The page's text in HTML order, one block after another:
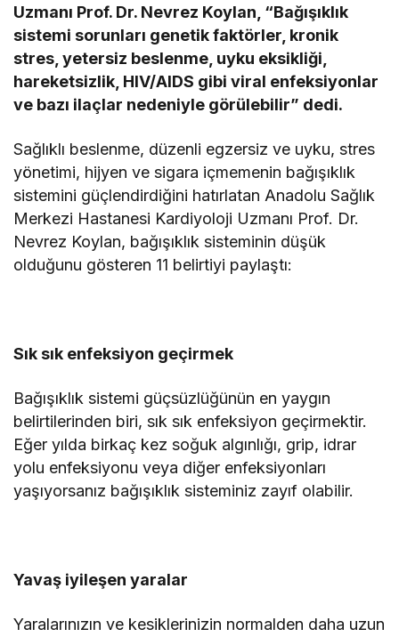
Uzmanı Prof. Dr. Nevrez Koylan, “Bağışıklık
sistemi sorunları genetik faktörler, kronik
stres, yetersiz beslenme, uyku eksikliği,
hareketsizlik, HIV/AIDS gibi viral enfeksiyonlar
ve bazı ilaçlar nedeniyle görülebilir” dedi.
Sağlıklı beslenme, düzenli egzersiz ve uyku, stres
yönetimi, hijyen ve sigara içmemenin bağışıklık
sistemini güçlendirdiğini hatırlatan Anadolu Sağlık
Merkezi Hastanesi Kardiyoloji Uzmanı Prof. Dr.
Nevrez Koylan, bağışıklık sisteminin düşük
olduğunu gösteren 11 belirtiyi paylaştı:
Sık sık enfeksiyon geçirmek
Bağışıklık sistemi güçsüzlüğünün en yaygın
belirtilerinden biri, sık sık enfeksiyon geçirmektir.
Eğer yılda birkaç kez soğuk algınlığı, grip, idrar
yolu enfeksiyonu veya diğer enfeksiyonları
yaşıyorsanız bağışıklık sisteminiz zayıf olabilir.
Yavaş iyileşen yaralar
Yaralarınızın ve kesiklerinizin normalden daha uzun